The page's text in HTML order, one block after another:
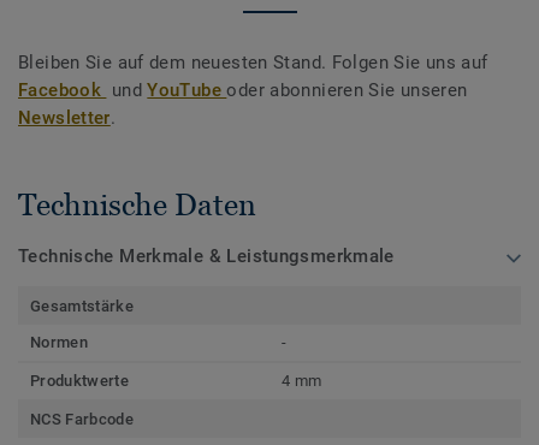
Bleiben Sie auf dem neuesten Stand. Folgen Sie uns auf
Facebook undYouTubeoder abonnieren Sie unseren
Newsletter.
Technische Daten
Technische Merkmale & Leistungsmerkmale
Gesamtstärke
Normen
-
Produktwerte 4 mm
NCS Farbcode